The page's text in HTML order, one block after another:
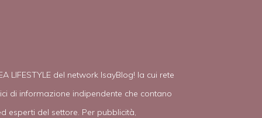
LIFESTYLE del network IsayBlog! la cui rete
di informazione indipendente che contano
esperti del settore. Per pubblicità,